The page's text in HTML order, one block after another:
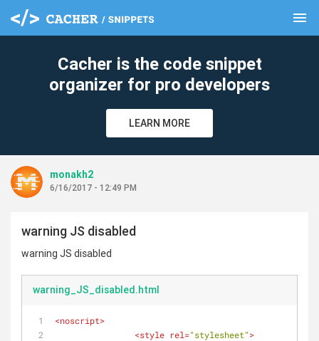
menu
Cacher is the code snippet
organizer for pro developers
LEARN MORE
monakh2
6/16/2017 - 12:49 PM
warning JS disabled
warning JS disabled
warning_JS_disabled.html
<noscript>
<style rel="stylesheet">
clear